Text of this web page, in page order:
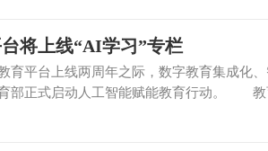
将上线“AI学习”专栏
上线两周年之际，数字教育集成化、
部正式启动人工智能赋能教育行动。 教